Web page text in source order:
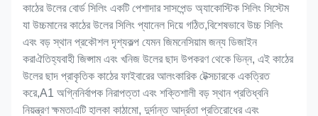
কাঠের উলের বোর্ড সিলিং একটি পেশাদার সাসপেন্ড অ্যাকোস্টিক সিলিং সিস্টেম
যা উচ্চমানের কাঠের উলের সিলিং প্যানেল দিয়ে গঠিত,বিশেষভাবে উচ্চ সিলিং
এবং বড় স্থান প্রকৌশল দৃশ্যকল্প যেমন জিমনেসিয়াম জন্য ডিজাইন
করাঐতিহ্যবাহী জিপ্সাম এবং খনিজ উলের ছাদ উপকরণ থেকে ভিন্ন, এই কাঠের
উলের ছাদ প্রাকৃতিক কাঠের ফাইবারের আলংকারিক টেক্সচারকে একত্রিত
করে,A1 অগ্নিনির্বাপক নিরাপত্তা এবং শক্তিশালী বড় স্থান প্রতিধ্বনি
নিয়ন্ত্রণ ক্ষমতাএটি হালকা কাঠামো, দুর্দান্ত আর্দ্রতা প্রতিরোধের এবং